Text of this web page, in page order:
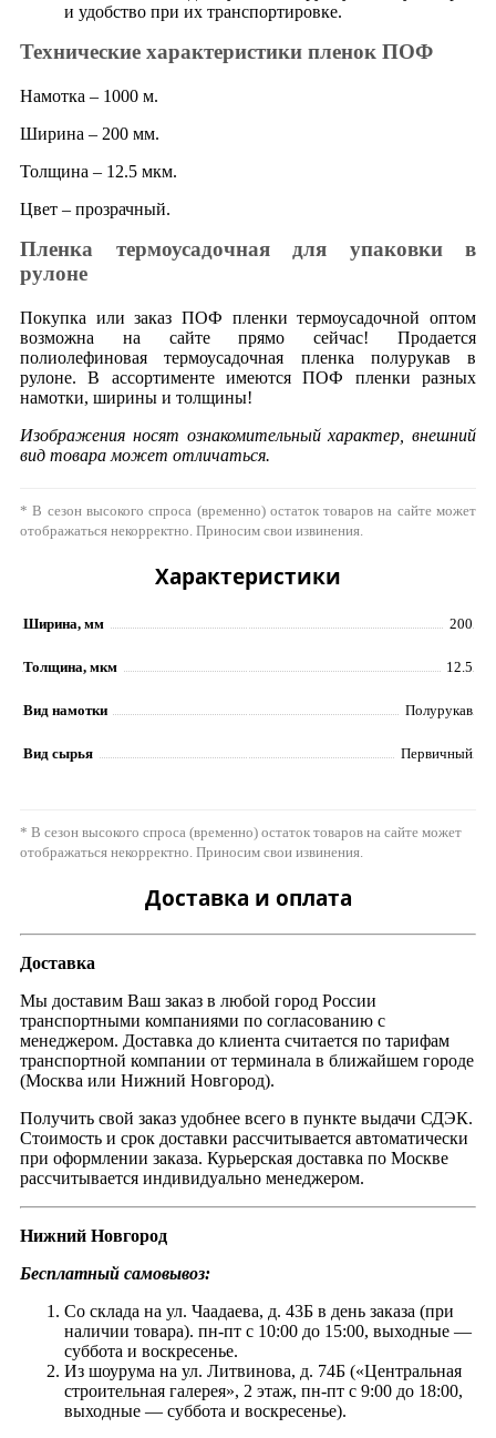
и удобство при их транспортировке.
Технические характеристики пленок ПОФ
Намотка – 1000 м.
Ширина – 200 мм.
Толщина – 12.5 мкм.
Цвет – прозрачный.
Пленка термоусадочная для упаковки в
рулоне
Покупка или заказ ПОФ пленки термоусадочной оптом
возможна на сайте прямо сейчас! Продается
полиолефиновая термоусадочная пленка полурукав в
рулоне. В ассортименте имеются ПОФ пленки разных
намотки, ширины и толщины!
Изображения носят ознакомительный характер, внешний
вид товара может отличаться.
* В сезон высокого спроса (временно) остаток товаров на сайте может
отображаться некорректно. Приносим свои извинения.
Характеристики
Ширина, мм 200
Толщина, мкм 12.5
Вид намотки Полурукав
Вид сырья Первичный
* В сезон высокого спроса (временно) остаток товаров на сайте может
отображаться некорректно. Приносим свои извинения.
Доставка и оплата
Доставка
Мы доставим Ваш заказ в любой город России
транспортными компаниями по согласованию с
менеджером. Доставка до клиента считается по тарифам
транспортной компании от терминала в ближайшем городе
(Москва или Нижний Новгород).
Получить свой заказ удобнее всего в пункте выдачи СДЭК.
Стоимость и срок доставки рассчитывается автоматически
при оформлении заказа. Курьерская доставка по Москве
рассчитывается индивидуально менеджером.
Нижний Новгород
Бесплатный самовывоз:
Со склада на ул. Чаадаева, д. 43Б в день заказа (при
наличии товара). пн-пт с 10:00 до 15:00, выходные —
суббота и воскресенье.
Из шоурума на ул. Литвинова, д. 74Б («Центральная
строительная галерея», 2 этаж, пн-пт с 9:00 до 18:00,
выходные — суббота и воскресенье).